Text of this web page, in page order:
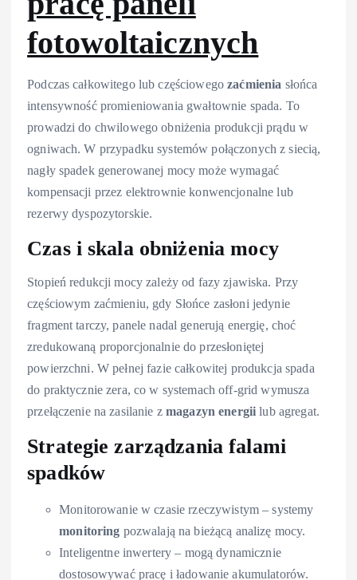
fotowoltaicznych
Podczas całkowitego lub częściowegozaćmienia słońca
intensywność promieniowania gwałtownie spada. To
prowadzi do chwilowego obniżenia produkcji prądu w
ogniwach. W przypadku systemów połączonych z siecią,
nagły spadek generowanej mocy może wymagać
kompensacji przez elektrownie konwencjonalne lub
rezerwy dyspozytorskie.
Czas i skala obniżenia mocy
Stopień redukcji mocy zależy od fazy zjawiska. Przy
częściowym zaćmieniu, gdy Słońce zasłoni jedynie
fragment tarczy, panele nadal generują energię, choć
zredukowaną proporcjonalnie do przesłoniętej
powierzchni. W pełnej fazie całkowitej produkcja spada
do praktycznie zera, co w systemach off-grid wymusza
przełączenie na zasilanie zmagazyn energii lub agregat.
Strategie zarządzania falami
spadków
Monitorowanie w czasie rzeczywistym – systemy
monitoring pozwalają na bieżącą analizę mocy.
Inteligentne inwertery – mogą dynamicznie
dostosowywać pracę i ładowanie akumulatorów.